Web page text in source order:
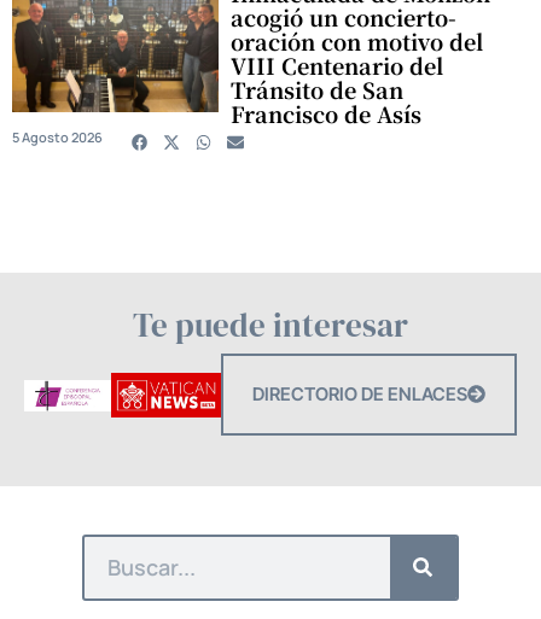
acogió un concierto-
oración con motivo del
VIII Centenario del
Tránsito de San
Francisco de Asís
5 Agosto 2026
Te puede interesar
DIRECTORIO DE ENLACES